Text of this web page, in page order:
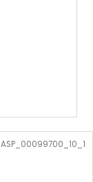
ASP_00099700_10_1